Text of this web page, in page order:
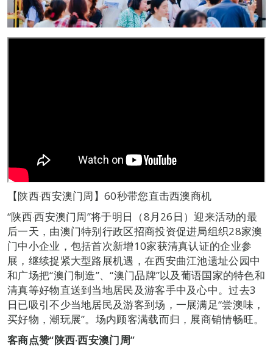
【陕西‧西安澳门周】60秒带您直击西澳商机
“陕西‧西安澳门周”将于明日（8月26日）迎来活动的最
后一天，由澳门特别行政区招商投资促进局组织28家澳
门中小企业，包括首次新增10家获清真认证的企业参
展，继续捉紧大型路展机遇，在西安曲江池遗址公园中
和广场把“澳门制造”、“澳门品牌”以及葡语国家的特色和
清真等好物直送到当地居民及游客手中及心中。过去3
日已吸引不少当地居民及游客到场，一展满足“尝澳味，
买好物，潮玩展”。场内顾客满载而归，展商销情畅旺。
客商点赞“陕西‧西安澳门周”